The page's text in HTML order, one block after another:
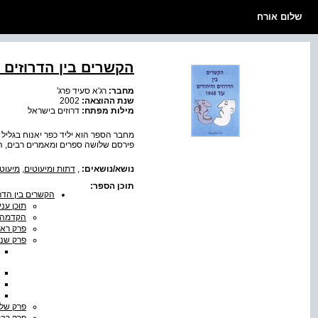
שלום אורח
הקשרים בין הדרוזים
מחבר: רג'א סעיד פרג'
שנת ההוצאה:
מילות מפתח: דרוזים בישראל
מחבר הספר הוא יליד כפר יאנוח בגליל
פירסם שלושה ספרים ומאמרים רבים,
נושא/נושאים: דתות ומיעוטים
תוכן הספר:
הקשרים בין
תוכן
הקדמה
פרק
פרק
פרק